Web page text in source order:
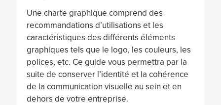
Une charte graphique comprend des
recommandations d’utilisations et les
caractéristiques des différents éléments
graphiques tels que le logo, les couleurs, les
polices, etc. Ce guide vous permettra par la
suite de conserver l’identité et la cohérence
de la communication visuelle au sein et en
dehors de votre entreprise.